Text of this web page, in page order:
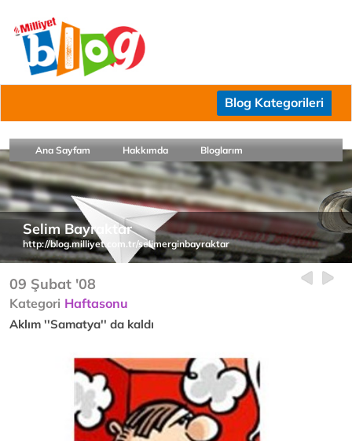
Blog Kategorileri
Ana Sayfam Hakkımda Bloglarım
Selim Bayraktar
http://blog.milliyet.com.tr/selimerginbayraktar
09 Şubat '08
Kategori Haftasonu
Aklım ''Samatya'' da kaldı